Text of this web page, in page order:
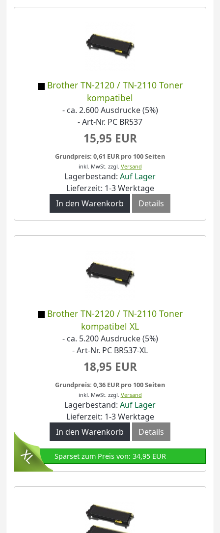
Brother TN-2120 / TN-2110 Toner
kompatibel
- ca. 2.600 Ausdrucke (5%)
- Art-Nr. PC BR537
15,95 EUR
Grundpreis: 0,61 EUR pro 100 Seiten
inkl. MwSt. zzgl. Versand
Lagerbestand: Auf Lager
Lieferzeit: 1-3 Werktage
In den Warenkorb
Details
Brother TN-2120 / TN-2110 Toner
kompatibel XL
- ca. 5.200 Ausdrucke (5%)
- Art-Nr. PC BR537-XL
18,95 EUR
Grundpreis: 0,36 EUR pro 100 Seiten
inkl. MwSt. zzgl. Versand
Lagerbestand: Auf Lager
Lieferzeit: 1-3 Werktage
In den Warenkorb
Details
Sparset zum Preis von: 34,95 EUR